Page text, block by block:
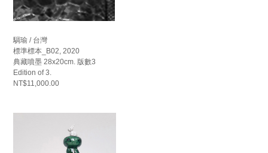
騆瑜 / 台灣
標準標本_B02, 2020
典藏噴墨 28x20cm. 版數3
Edition of 3.
NT$11,000.00